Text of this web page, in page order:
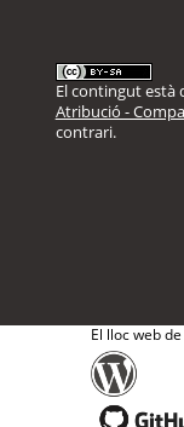
El contingut està
Atribució -
contrari.
El lloc web